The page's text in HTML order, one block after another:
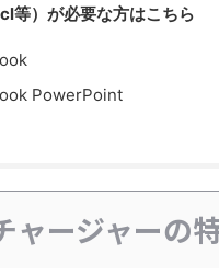
）が必要な方はこちら
PowerPoint
ャージャーの